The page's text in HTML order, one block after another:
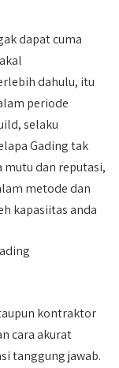
dapat cuma
dahulu, itu
periode
selaku
Gading tak
mutu dan reputasi,
metode dan
kapasiitas anda
kontraktor
cara akurat
tanggung jawab.